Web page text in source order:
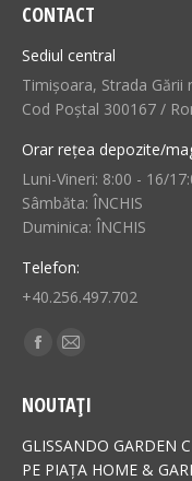
CONTACT
Sediul central
Timișoara, Strada Gării
Cod Poștal 300167 /
Orar rețea depozite/
Luni-Vineri: 8:00 - 16/
Sâmbăta: ÎNCHIS
Duminica: ÎNCHIS
Telefon:
+40.256.497.702
Find us on:
Facebook
opens
in
new
Mail
opens
in
new
NOUTAȚI
GLISSANDO GARDEN
PE PIAȚA HOME &